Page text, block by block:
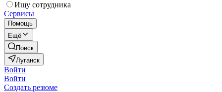
Ищу сотрудника
Сервисы
Помощь
Ещё
Поиск
Луганск
Войти
Войти
Создать резюме